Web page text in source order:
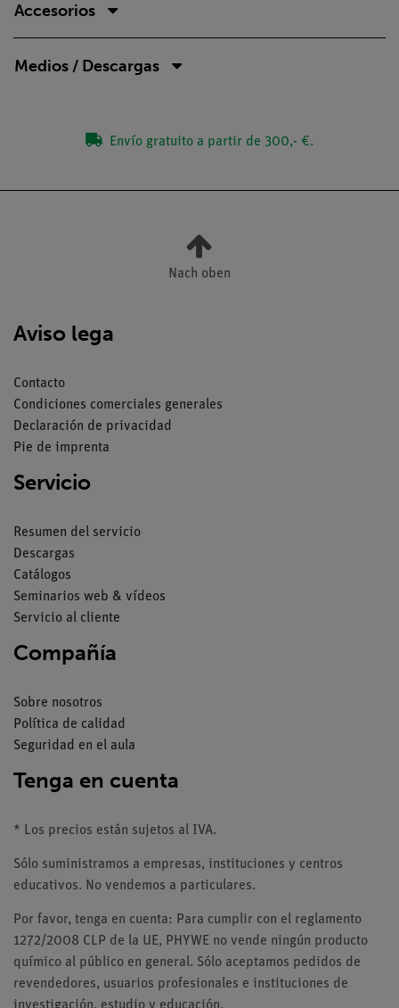
Accesorios
Medios / Descargas
Envío gratuito a partir de 300,- €.
Nach oben
Aviso lega
Contacto
Condiciones comerciales generales
Declaración de privacidad
Pie de imprenta
Servicio
Resumen del servicio
Descargas
Catálogos
Seminarios web & vídeos
Servicio al cliente
Compañía
Sobre nosotros
Política de calidad
Seguridad en el aula
Tenga en cuenta
* Los precios están sujetos al IVA.
Sólo suministramos a empresas, instituciones y centros
educativos. No vendemos a particulares.
Por favor, tenga en cuenta: Para cumplir con el reglamento
1272/2008 CLP de la UE, PHYWE no vende ningún producto
químico al público en general. Sólo aceptamos pedidos de
revendedores, usuarios profesionales e instituciones de